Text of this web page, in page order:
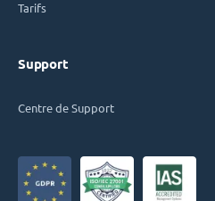
Tarifs
Support
Centre de Support